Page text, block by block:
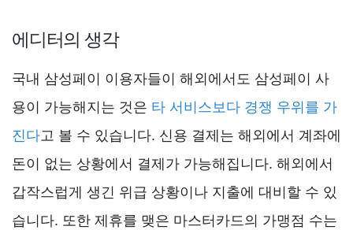
에디터의 생각
국내 삼성페이 이용자들이 해외에서도 삼성페이 사
용이 가능해지는 것은 타 서비스보다 경쟁 우위를 가
진다고 볼 수 있습니다. 신용 결제는 해외에서 계좌에
돈이 없는 상황에서 결제가 가능해집니다. 해외에서
갑작스럽게 생긴 위급 상황이나 지출에 대비할 수 있
습니다. 또한 제휴를 맺은 마스터카드의 가맹점 수는